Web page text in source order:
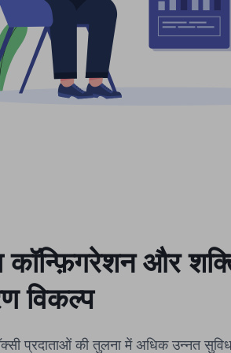
कॉन्फ़िगरेशन और
विकल्प
प्रदाताओं की तुलना में अधिक उन्नत